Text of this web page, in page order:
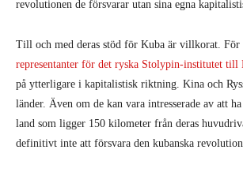
revolutionen de försvarar utan sina egna
Till och med deras stöd för Kuba är villkorat. För
representanter för det ryska Stolypin-institutet till
på ytterligare i kapitalistisk riktning. Kina och
länder. Även om de kan vara intresserade av att
land som ligger 150 kilometer från deras
definitivt inte att försvara den kubanska